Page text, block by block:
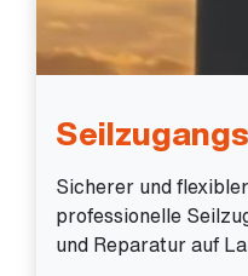
Sicherer und
professionelle
und Reparatur auf